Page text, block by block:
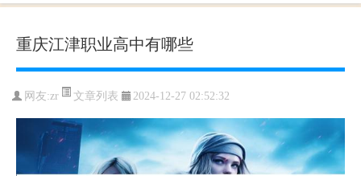
重庆江津职业高中有哪些
网友:zr 文章列表 2024-12-27 02:52:32